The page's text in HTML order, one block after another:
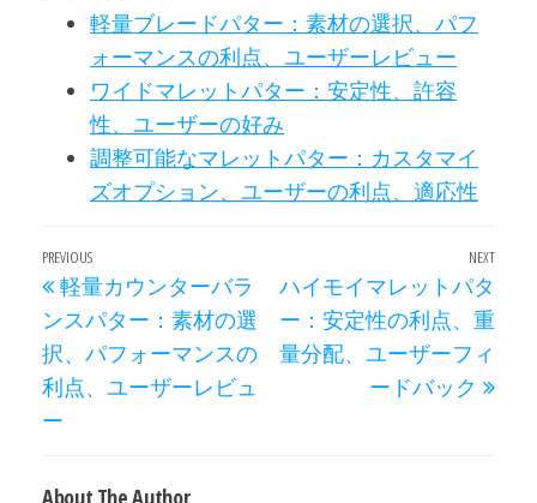
軽量ブレードパター：素材の選択、パフ
ォーマンスの利点、ユーザーレビュー
ワイドマレットパター：安定性、許容
性、ユーザーの好み
調整可能なマレットパター：カスタマイ
ズオプション、ユーザーの利点、適応性
Post
navigation
Previous
Post
PREVIOUS
軽量カウンターバラ
ンスパター：素材の選
択、パフォーマンスの
利点、ユーザーレビュ
ー
Next
NEXT
ハイモイマレットパタ
ー：安定性の利点、重
量分配、ユーザーフィ
ードバック
About The Author